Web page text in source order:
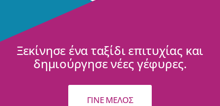
Ξεκίνησε ένα ταξίδι επιτυχίας και
δημιούργησε νέες γέφυρες.
ΓΙΝΕ ΜΕΛΟΣ